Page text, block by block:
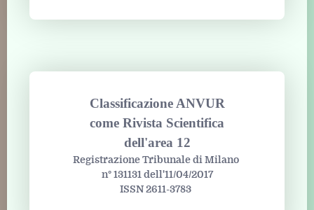
Classificazione ANVUR
come Rivista Scientifica
dell'area 12
Registrazione Tribunale di Milano
n° 131131 dell'11/04/2017
ISSN 2611-3783